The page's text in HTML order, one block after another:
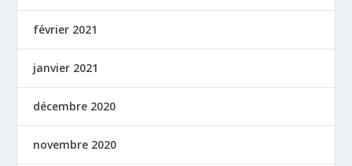
février 2021
janvier 2021
décembre 2020
novembre 2020